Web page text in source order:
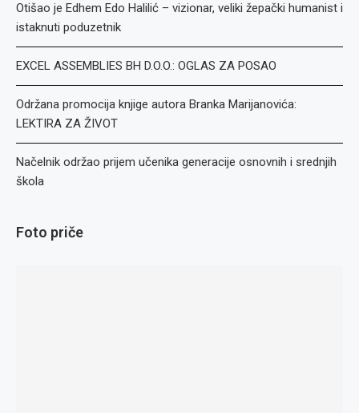
Otišao je Edhem Edo Halilić – vizionar, veliki žepački humanist i
istaknuti poduzetnik
EXCEL ASSEMBLIES BH D.O.O.: OGLAS ZA POSAO
Održana promocija knjige autora Branka Marijanovića:
LEKTIRA ZA ŽIVOT
Načelnik održao prijem učenika generacije osnovnih i srednjih
škola
Foto priče